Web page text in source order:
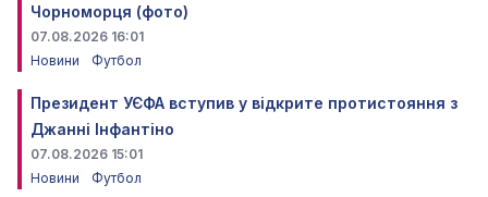
Чорноморця (фото)
07.08.2026 16:01
Новини
Футбол
Президент УЄФА вступив у відкрите протистояння з
Джанні Інфантіно
07.08.2026 15:01
Новини
Футбол